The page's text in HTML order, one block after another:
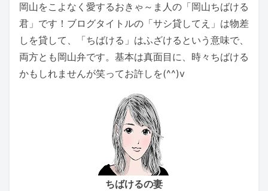
岡山をこよなく愛するおきゃ～ま人の「岡山ちばける
君」です！ブログタイトルの「サシ貸してえ」は物差
しを貸して、「ちばける」はふざけるという意味で、
両方とも岡山弁です。基本は真面目に、時々ちばける
かもしれませんが笑ってお許しを(^^)v
ちばけるの妻